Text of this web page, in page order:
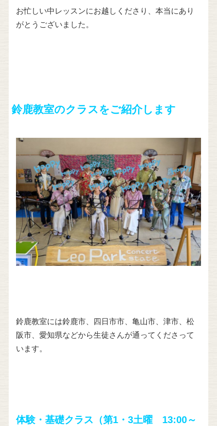
お忙しい中レッスンにお越しくださり、本当にあり
がとうございました。
鈴鹿教室のクラスをご紹介します
鈴鹿教室には鈴鹿市、四日市市、亀山市、津市、松
阪市、愛知県などから生徒さんが通ってくださって
います。
体験・基礎クラス（第1・3土曜 13:00～